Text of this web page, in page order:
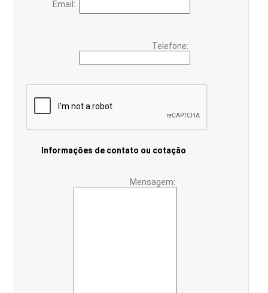
Email:
Telefone:
Informações de contato ou cotação
Mensagem: